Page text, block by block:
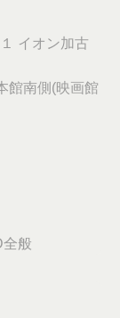
イオン加古
館南側(映画館
般